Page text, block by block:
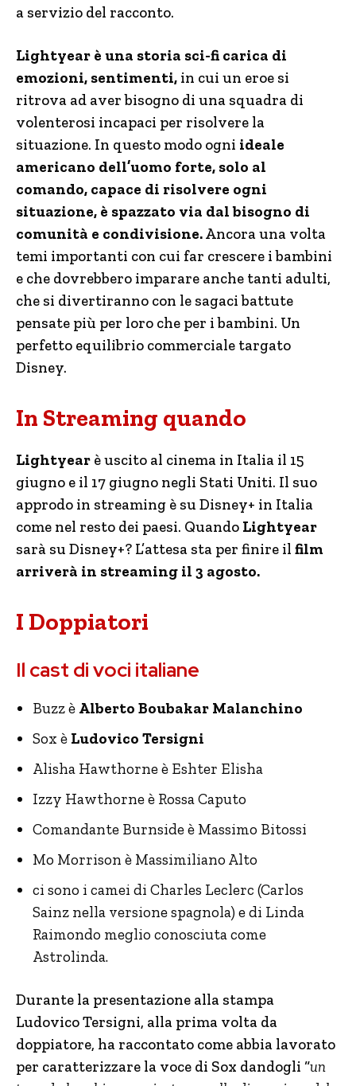
a servizio del racconto.
Lightyear è una storia sci-fi carica di
emozioni, sentimenti, in cui un eroe si
ritrova ad aver bisogno di una squadra di
volenterosi incapaci per risolvere la
situazione. In questo modo ogni ideale
americano dell’uomo forte, solo al
comando, capace di risolvere ogni
situazione, è spazzato via dal bisogno di
comunità e condivisione.Ancora una volta
temi importanti con cui far crescere i bambini
e che dovrebbero imparare anche tanti adulti,
che si divertiranno con le sagaci battute
pensate più per loro che per i bambini. Un
perfetto equilibrio commerciale targato
Disney.
In Streaming quando
Lightyear è uscito al cinema in Italia il 15
giugno e il 17 giugno negli Stati Uniti. Il suo
approdo in streaming è su Disney+ in Italia
come nel resto dei paesi. Quando Lightyear
sarà su Disney+? L’attesa sta per finire il film
arriverà in streaming il 3 agosto.
I Doppiatori
Il cast di voci italiane
Buzz è Alberto Boubakar Malanchino
Sox è Ludovico Tersigni
Alisha Hawthorne è Eshter Elisha
Izzy Hawthorne è Rossa Caputo
Comandante Burnside è Massimo Bitossi
Mo Morrison è Massimiliano Alto
ci sono i camei di Charles Leclerc (Carlos
Sainz nella versione spagnola) e di Linda
Raimondo meglio conosciuta come
Astrolinda.
Durante la presentazione alla stampa
Ludovico Tersigni, alla prima volta da
doppiatore, ha raccontato come abbia lavorato
per caratterizzare la voce di Sox dandogli “un